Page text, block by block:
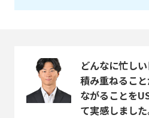
どんなに忙し
積み重ねるこ
ながることを
て実感しました